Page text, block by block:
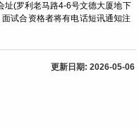
址(罗利老马路4-6号文德大厦地下
试合资格者将有电话短讯通知注
更新日期: 2026-05-06